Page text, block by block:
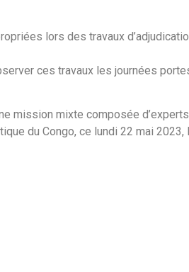
lors des travaux
ces travaux les journées
mission mixte composée
du Congo, ce lundi 22 mai